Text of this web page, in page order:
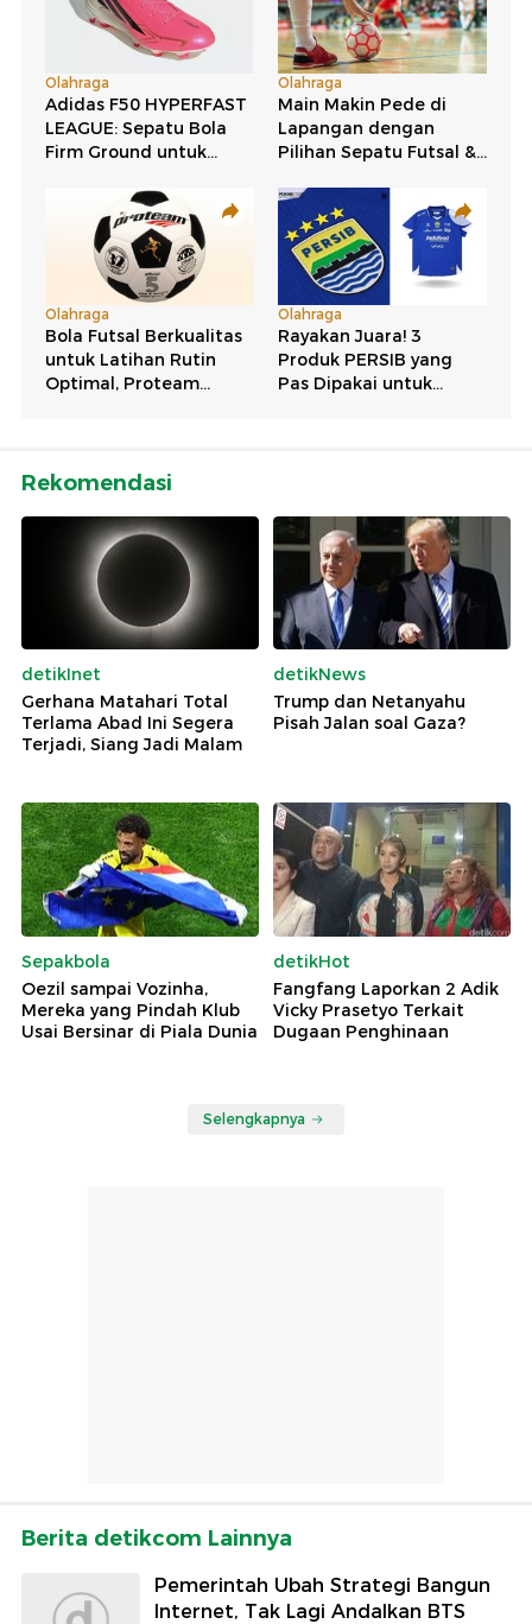
Rekomendasi
detikInet
Gerhana Matahari Total
Terlama Abad Ini Segera
Terjadi, Siang Jadi Malam
detikNews
Trump dan Netanyahu
Pisah Jalan soal Gaza?
Sepakbola
Oezil sampai Vozinha,
Mereka yang Pindah Klub
Usai Bersinar di Piala Dunia
detikHot
Fangfang Laporkan 2 Adik
Vicky Prasetyo Terkait
Dugaan Penghinaan
Selengkapnya
Berita detikcom Lainnya
Pemerintah Ubah Strategi Bangun
Internet, Tak Lagi Andalkan BTS